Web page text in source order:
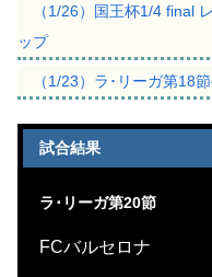
（1/26）国王杯1/4 final
ップ
（1/23）ラ･リーガ第18
試合結果
ラ･リーガ第20節
FCバルセロナ